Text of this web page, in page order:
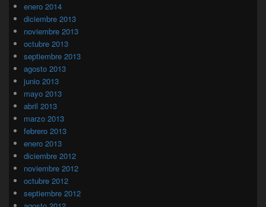
enero 2014
diciembre 2013
noviembre 2013
octubre 2013
septiembre 2013
agosto 2013
junio 2013
mayo 2013
abril 2013
marzo 2013
febrero 2013
enero 2013
diciembre 2012
noviembre 2012
octubre 2012
septiembre 2012